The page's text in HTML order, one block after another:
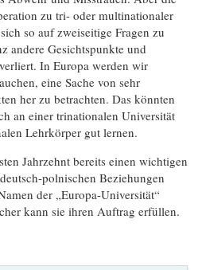
zu tri- oder multinationaler
so auf zweiseitige Fragen zu
andere Gesichtspunkte und
In Europa werden wir
eine Sache von sehr
her zu betrachten. Das könnten
an einer trinationalen Universität
Lehrkörper gut lernen.
Jahrzehnt bereits einen wichtigen
polnischen Beziehungen
der „Europa-Universität“
kann sie ihren Auftrag erfüllen.